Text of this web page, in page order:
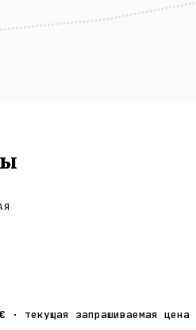
· текущая запрашиваемая цена